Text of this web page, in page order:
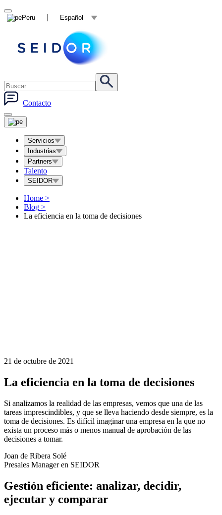
Peru Español
Contacto
Servicios
Industrias
Partners
Talento
SEIDOR
Home >
Blog >
La eficiencia en la toma de decisiones
21 de octubre de 2021
La eficiencia en la toma de decisiones
Si analizamos la realidad de las empresas, vemos que una de las
tareas imprescindibles, y que se lleva haciendo desde siempre, es la
toma de decisiones. Es difícil imaginar una empresa en la que no
exista un proceso más o menos manual de aprobación de las
decisiones a tomar.
Joan de Ribera Solé
Presales Manager en SEIDOR
Gestión eficiente: analizar, decidir,
ejecutar y comparar